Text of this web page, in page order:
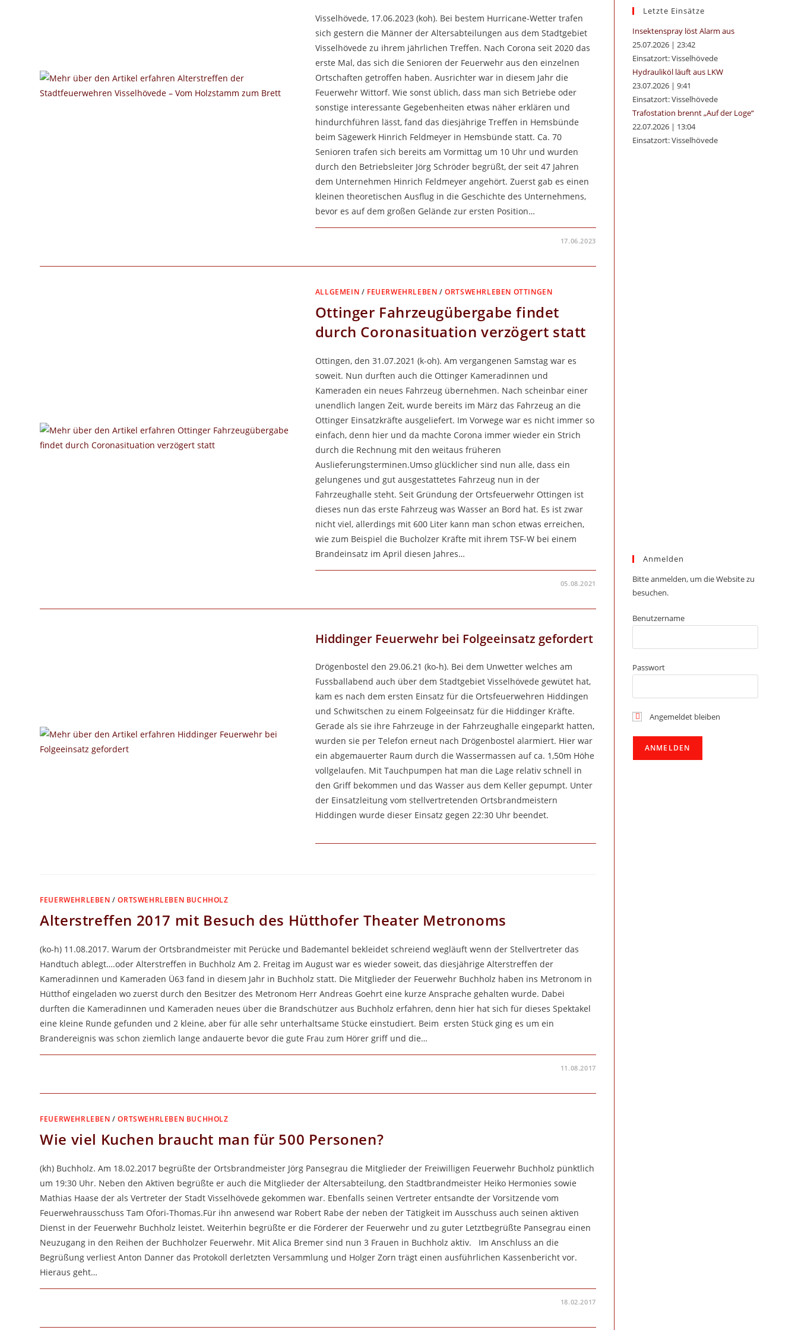
Visselhövede, 17.06.2023 (koh). Bei bestem Hurricane-Wetter trafen
sich gestern die Männer der Altersabteilungen aus dem Stadtgebiet
Visselhövede zu ihrem jährlichen Treffen. Nach Corona seit 2020 das
erste Mal, das sich die Senioren der Feuerwehr aus den einzelnen
Ortschaften getroffen haben. Ausrichter war in diesem Jahr die
Feuerwehr Wittorf. Wie sonst üblich, dass man sich Betriebe oder
sonstige interessante Gegebenheiten etwas näher erklären und
hindurchführen lässt, fand das diesjährige Treffen in Hemsbünde
beim Sägewerk Hinrich Feldmeyer in Hemsbünde statt. Ca. 70
Senioren trafen sich bereits am Vormittag um 10 Uhr und wurden
durch den Betriebsleiter Jörg Schröder begrüßt, der seit 47 Jahren
dem Unternehmen Hinrich Feldmeyer angehört. Zuerst gab es einen
kleinen theoretischen Ausflug in die Geschichte des Unternehmens,
bevor es auf dem großen Gelände zur ersten Position…
STADTFEUERWEHREN
VOM
HOLZSTAMM
BRETT
17.06.2023
ALLGEMEIN / FEUERWEHRLEBEN /ORTSWEHRLEBEN OTTINGEN
Ottinger Fahrzeugübergabe findet
durch Coronasituation verzögert statt
Ottingen, den 31.07.2021 (k-oh). Am vergangenen Samstag war es
soweit. Nun durften auch die Ottinger Kameradinnen und
Kameraden ein neues Fahrzeug übernehmen. Nach scheinbar einer
unendlich langen Zeit, wurde bereits im März das Fahrzeug an die
Ottinger Einsatzkräfte ausgeliefert. Im Vorwege war es nicht immer so
einfach, denn hier und da machte Corona immer wieder ein Strich
durch die Rechnung mit den weitaus früheren
Auslieferungsterminen.Umso glücklicher sind nun alle, dass ein
gelungenes und gut ausgestattetes Fahrzeug nun in der
Fahrzeughalle steht. Seit Gründung der Ortsfeuerwehr Ottingen ist
dieses nun das erste Fahrzeug was Wasser an Bord hat. Es ist zwar
nicht viel, allerdings mit 600 Liter kann man schon etwas erreichen,
wie zum Beispiel die Bucholzer Kräfte mit ihrem TSF-W bei einem
Brandeinsatz im April diesen Jahres…
FINDET
STATT
05.08.2021
Hiddinger Feuerwehr bei Folgeeinsatz gefordert
Drögenbostel den 29.06.21 (ko-h). Bei dem Unwetter welches am
Fussballabend auch über dem Stadtgebiet Visselhövede gewütet hat,
kam es nach dem ersten Einsatz für die Ortsfeuerwehren Hiddingen
und Schwitschen zu einem Folgeeinsatz für die Hiddinger Kräfte.
Gerade als sie ihre Fahrzeuge in der Fahrzeughalle eingeparkt hatten,
wurden sie per Telefon erneut nach Drögenbostel alarmiert. Hier war
ein abgemauerter Raum durch die Wassermassen auf ca. 1,50m Höhe
vollgelaufen. Mit Tauchpumpen hat man die Lage relativ schnell in
den Griff bekommen und das Wasser aus dem Keller gepumpt. Unter
der Einsatzleitung vom stellvertretenden Ortsbrandmeistern
Hiddingen wurde dieser Einsatz gegen 22:30 Uhr beendet.
FEUERWEHRLEBEN /ORTSWEHRLEBEN BUCHHOLZ
Alterstreffen 2017 mit Besuch des Hütthofer Theater Metronoms
(ko-h) 11.08.2017. Warum der Ortsbrandmeister mit Perücke und Bademantel bekleidet schreiend wegläuft wenn der Stellvertreter das
Handtuch ablegt….oder Alterstreffen in Buchholz Am 2. Freitag im August war es wieder soweit, das diesjährige Alterstreffen der
Kameradinnen und Kameraden Ü63 fand in diesem Jahr in Buchholz statt. Die Mitglieder der Feuerwehr Buchholz haben ins Metronom in
Hütthof eingeladen wo zuerst durch den Besitzer des Metronom Herr Andreas Goehrt eine kurze Ansprache gehalten wurde. Dabei
durften die Kameradinnen und Kameraden neues über die Brandschützer aus Buchholz erfahren, denn hier hat sich für dieses Spektakel
eine kleine Runde gefunden und 2 kleine, aber für alle sehr unterhaltsame Stücke einstudiert. Beim ersten Stück ging es um ein
Brandereignis was schon ziemlich lange andauerte bevor die gute Frau zum Hörer griff und die…
MIT
HÜTTHOFER
THEATER
11.08.2017
FEUERWEHRLEBEN /ORTSWEHRLEBEN BUCHHOLZ
Wie viel Kuchen braucht man für 500 Personen?
(kh) Buchholz. Am 18.02.2017 begrüßte der Ortsbrandmeister Jörg Pansegrau die Mitglieder der Freiwilligen Feuerwehr Buchholz pünktlich
um 19:30 Uhr. Neben den Aktiven begrüßte er auch die Mitglieder der Altersabteilung, den Stadtbrandmeister Heiko Hermonies sowie
Mathias Haase der als Vertreter der Stadt Visselhövede gekommen war. Ebenfalls seinen Vertreter entsandte der Vorsitzende vom
Feuerwehrausschuss Tam Ofori-Thomas.Für ihn anwesend war Robert Rabe der neben der Tätigkeit im Ausschuss auch seinen aktiven
Dienst in der Feuerwehr Buchholz leistet. Weiterhin begrüßte er die Förderer der Feuerwehr und zu guter Letztbegrüßte Pansegrau einen
Neuzugang in den Reihen der Buchholzer Feuerwehr. Mit Alica Bremer sind nun 3 Frauen in Buchholz aktiv. Im Anschluss an die
Begrüßung verliest Anton Danner das Protokoll derletzten Versammlung und Holger Zorn trägt einen ausführlichen Kassenbericht vor.
Hieraus geht…
KUCHEN
18.02.2017
Letzte Einsätze
Insektenspray löst Alarm aus
25.07.2026| 23:42
Einsatzort: Visselhövede
Hydrauliköl läuft aus LKW
23.07.2026| 9:41
Einsatzort: Visselhövede
Trafostation brennt „Auf der Loge“
22.07.2026| 13:04
Einsatzort: Visselhövede
Anmelden
Bitte anmelden, um die Website zu
besuchen.
Benutzername
Passwort
Angemeldet bleiben